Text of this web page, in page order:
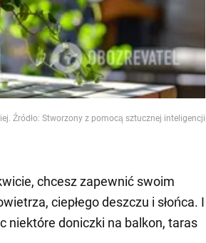
Źródło: Stworzony z pomocą sztucznej inteligencji
chcesz zapewnić swoim
ciepłego deszczu i słońca. I
niektóre doniczki na balkon, taras